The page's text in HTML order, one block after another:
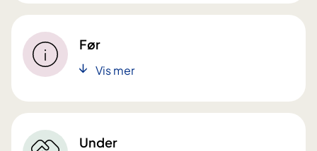
Før
Vis mer
Under